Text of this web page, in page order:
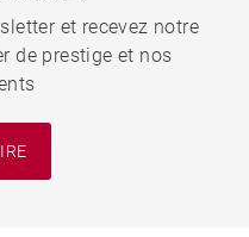
et recevez notre
de prestige et nos